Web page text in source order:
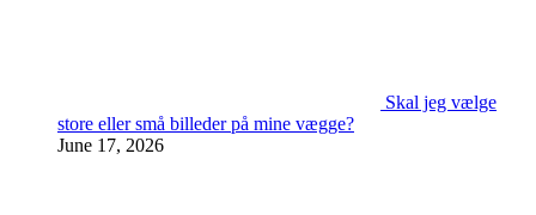
Skal jeg vælge
store eller små billeder på mine vægge?
June 17, 2026